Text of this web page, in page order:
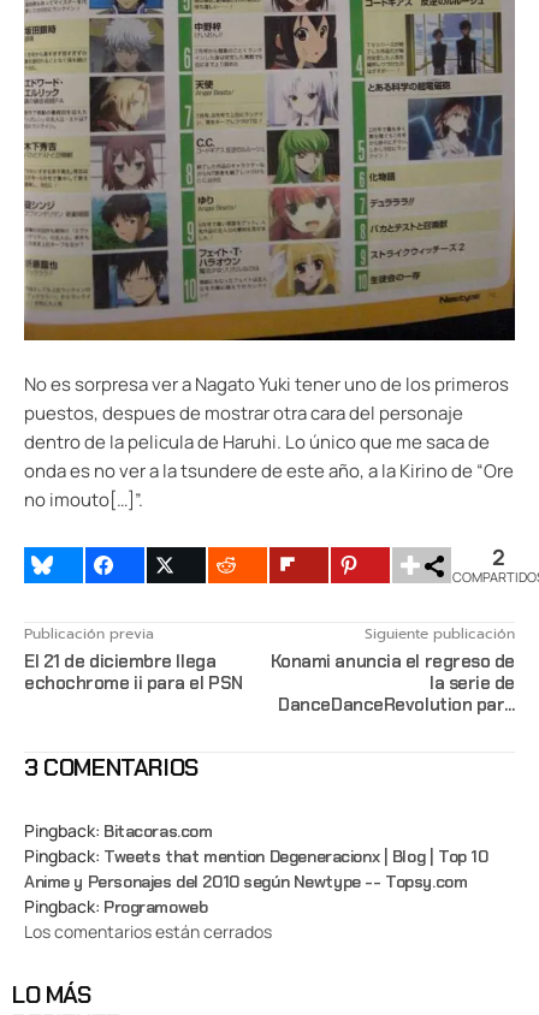
No es sorpresa ver a Nagato Yuki tener uno de los primeros
puestos, despues de mostrar otra cara del personaje
dentro de la pelicula de Haruhi. Lo único que me saca de
onda es no ver a la tsundere de este año, a la Kirino de “Ore
no imouto[…]”.
2
Publicación previa
El 21 de diciembre llega
echochrome ii para el PSN
Siguiente publicación
Konami anuncia el regreso de
la serie de
DanceDanceRevolution para
3 COMENTARIOS
Pingback: Bitacoras.com
Pingback: Tweets that mention Degeneracionx | Blog | Top 10
Anime y Personajes del 2010 según Newtype -- Topsy.com
Pingback: Programoweb
Los comentarios están cerrados
LO MÁS